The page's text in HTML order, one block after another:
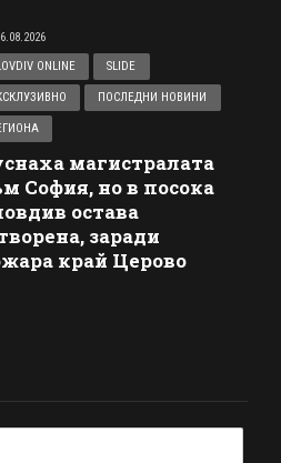
ONLINE
SLIDE
ПОСЛЕДНИ НОВИНИ
магистралата
София, но в посока
остава
заради
край Церово